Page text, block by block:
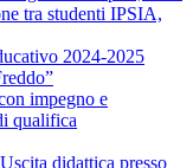
tra studenti IPSIA,
2024-2025
impegno e
qualifica
didattica presso